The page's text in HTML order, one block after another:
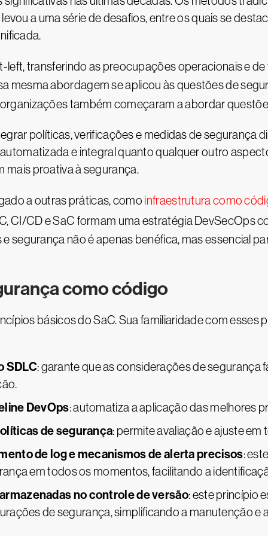
a uma série de desafios, entre os quais se
transferindo as preocupações operacionais e
mesma abordagem se aplicou às questões de
também começaram a abordar
políticas, verificações e medidas de segurança
e integral quanto qualquer outro
mais proativa à segurança.
a outras práticas, como infraestrutura como
CI/CD e SaC formam uma estratégia DevSecOps
segurança não é apenas benéfica, mas essencial
como código
básicos do SaC. Sua familiaridade com esses
SDLC: garante que as considerações de segurança
DevOps: automatiza a aplicação das melhores
de segurança: permite avaliação e ajuste
de log e mecanismos de alerta precisos:
em todos os momentos, facilitando a
no controle de versão: este princípio
de segurança, simplificando a manutenção e